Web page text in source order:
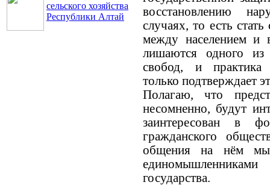
сельского хозяйства
Республики Алтай
восстановлению
случаях, то есть
между населением и
лишаются одного
свобод, и практика
только подтверждает
Полагаю, что
несомненно, будут
заинтересован в
гражданского
общения на нём
государства.